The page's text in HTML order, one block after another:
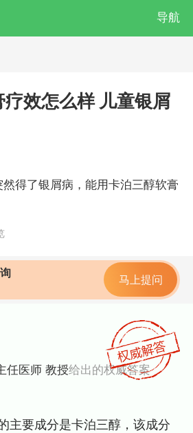
导航
医院
效怎么样 儿童银屑
了银屑病，能用卡泊三醇软膏
马上提问
任医师 教授给出的权威答案
要成分是卡泊三醇，该成分